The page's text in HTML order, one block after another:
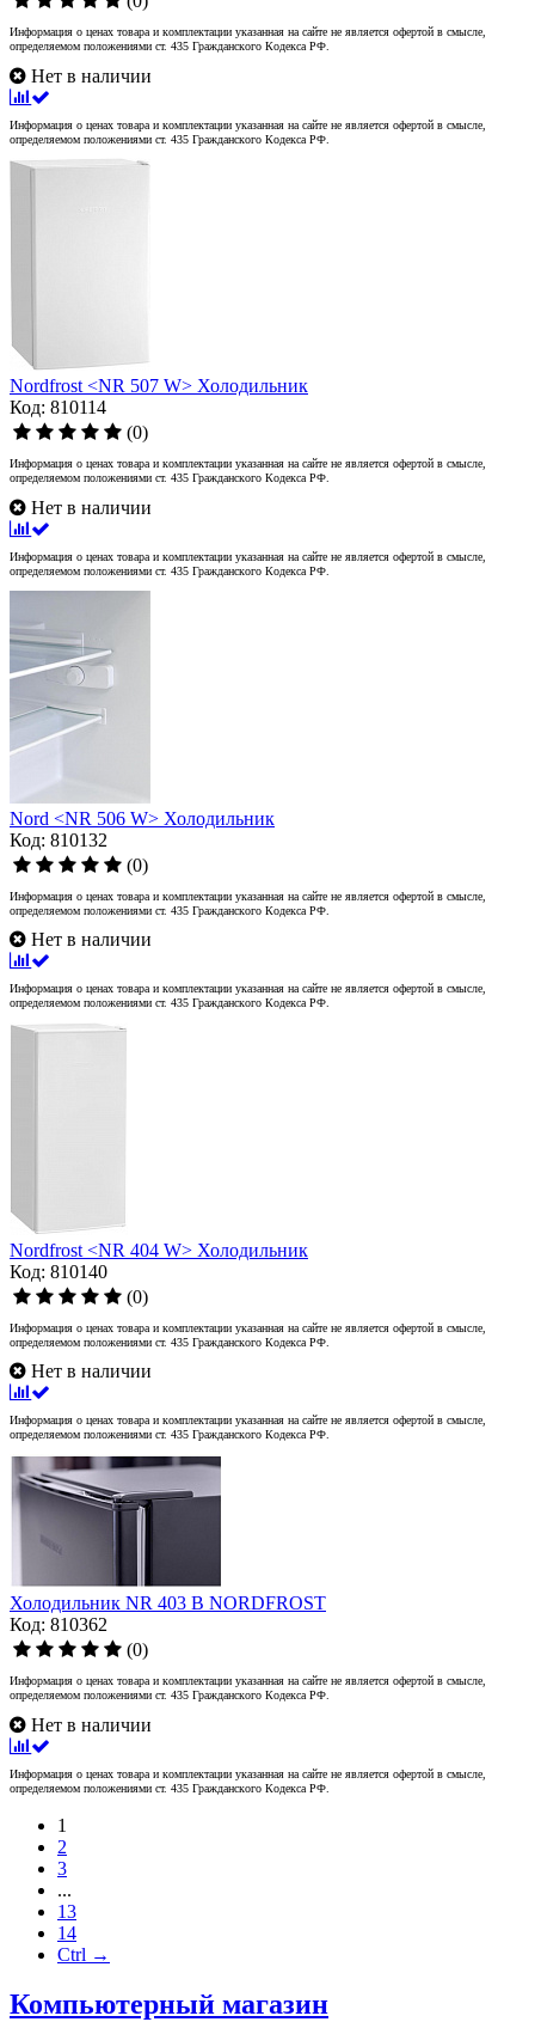
Информация о ценах товара и комплектации указанная на сайте не является офертой в смысле,
определяемом положениями ст. 435 Гражданского Кодекса РФ.
Нет в наличии
Информация о ценах товара и комплектации указанная на сайте не является офертой в смысле,
определяемом положениями ст. 435 Гражданского Кодекса РФ.
Nordfrost <NR 507 W> Холодильник
Код: 810114
(0)
Информация о ценах товара и комплектации указанная на сайте не является офертой в смысле,
определяемом положениями ст. 435 Гражданского Кодекса РФ.
Нет в наличии
Информация о ценах товара и комплектации указанная на сайте не является офертой в смысле,
определяемом положениями ст. 435 Гражданского Кодекса РФ.
Nord <NR 506 W> Холодильник
Код: 810132
(0)
Информация о ценах товара и комплектации указанная на сайте не является офертой в смысле,
определяемом положениями ст. 435 Гражданского Кодекса РФ.
Нет в наличии
Информация о ценах товара и комплектации указанная на сайте не является офертой в смысле,
определяемом положениями ст. 435 Гражданского Кодекса РФ.
Nordfrost <NR 404 W> Холодильник
Код: 810140
(0)
Информация о ценах товара и комплектации указанная на сайте не является офертой в смысле,
определяемом положениями ст. 435 Гражданского Кодекса РФ.
Нет в наличии
Информация о ценах товара и комплектации указанная на сайте не является офертой в смысле,
определяемом положениями ст. 435 Гражданского Кодекса РФ.
Холодильник NR 403 B NORDFROST
Код: 810362
(0)
Информация о ценах товара и комплектации указанная на сайте не является офертой в смысле,
определяемом положениями ст. 435 Гражданского Кодекса РФ.
Нет в наличии
Информация о ценах товара и комплектации указанная на сайте не является офертой в смысле,
определяемом положениями ст. 435 Гражданского Кодекса РФ.
1
2
3
...
13
14
Ctrl →
Компьютерный магазин